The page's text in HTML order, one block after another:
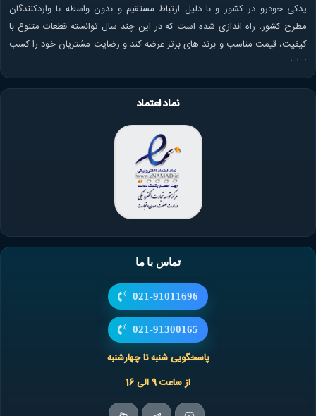
یدکی خودرو در کشور و با دلیل ارتباط مستقیم و بدون واسطه با واردکنندگان
مطرح کشور، راه اندازی شده است که در این چند سال توانسته قطعات متنوع با
کیفیت، قیمت مناسب و برند های برتر عرضه کند و رضایت مشتریان خود را کسب
نماید.
نماد اعتماد
تماس با ما
021-91011696
021-91300165
پاسخگویی شنبه تا چهارشنبه
از ساعت 9 الی 16